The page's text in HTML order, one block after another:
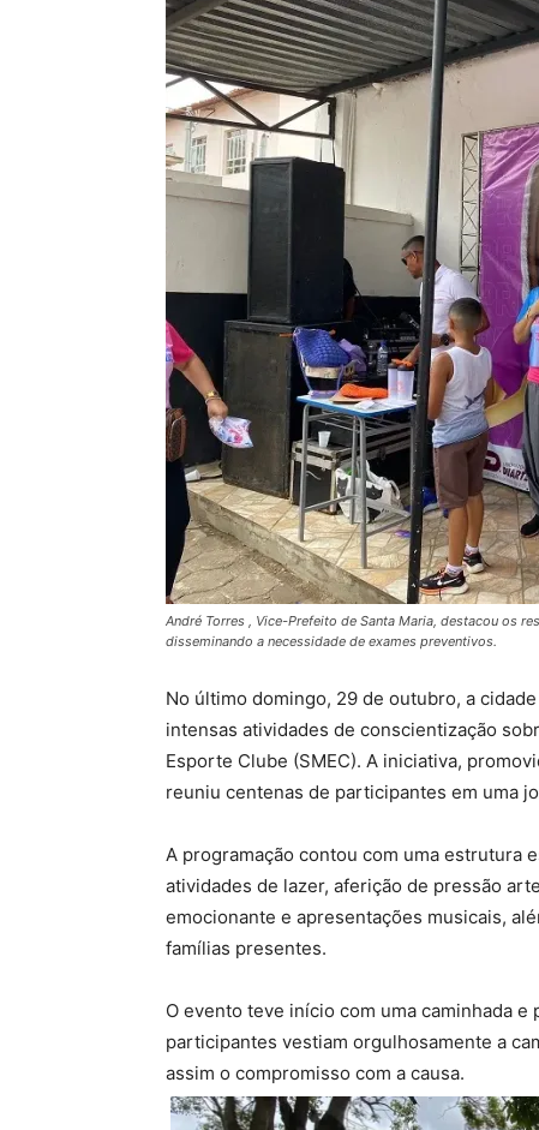
André Torres , Vice-Prefeito de Santa Maria, destacou os
disseminando a necessidade de exames preventivos.
No último domingo, 29 de outubro, a
intensas atividades de conscientização
Esporte Clube (SMEC). A iniciativa,
reuniu centenas de participantes em uma
A programação contou com uma estrutura
atividades de lazer, aferição de pressão
emocionante e apresentações musicais,
famílias presentes.
O evento teve início com uma caminhada
participantes vestiam orgulhosamente a
assim o compromisso com a causa.